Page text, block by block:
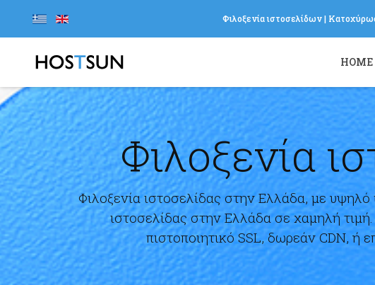
Φιλοξενία
Φιλοξενία ιστοσελίδας στην Ελλάδα, με
ιστοσελίδας στην Ελλάδα σε χαμηλή
πιστοποιητικό SSL, δωρεάν CDN, ή
Φιλοξενία ιστοσελίδων|
HOME